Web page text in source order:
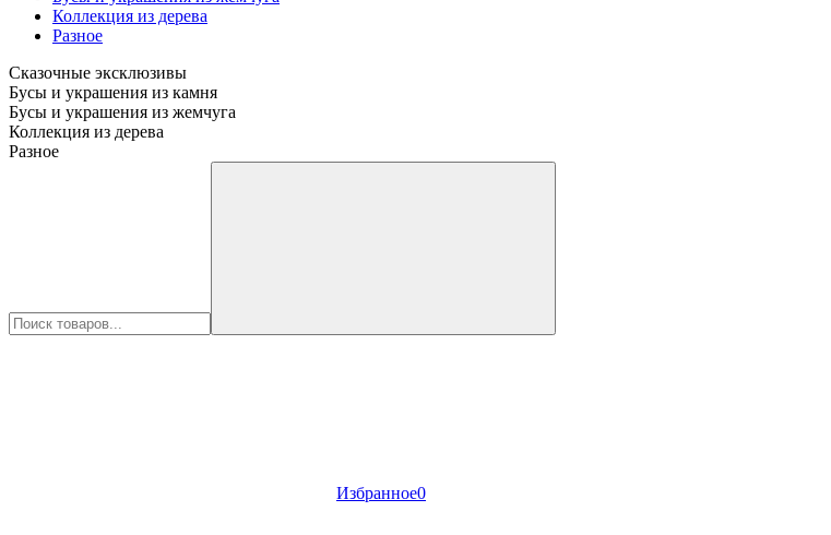
Коллекция из дерева
Разное
Сказочные эксклюзивы
Бусы и украшения из камня
Бусы и украшения из жемчуга
Коллекция из дерева
Разное
Избранное0